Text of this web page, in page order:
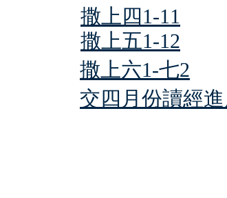
撒上四1-11
撒上五1-12
撒上六1-七2
交四月份讀經